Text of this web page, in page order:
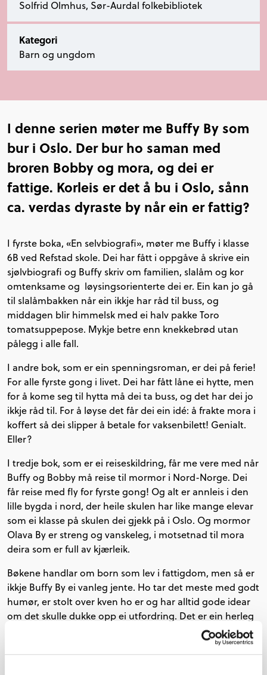
Solfrid Olmhus, Sør-Aurdal folkebibliotek
Kategori
Barn og ungdom
I denne serien møter me Buffy By som
bur i Oslo. Der bur ho saman med
broren Bobby og mora, og dei er
fattige. Korleis er det å bu i Oslo, sånn
ca. verdas dyraste by når ein er fattig?
I fyrste boka, «En selvbiografi», møter me Buffy i klasse
6B ved Refstad skole. Dei har fått i oppgåve å skrive ein
sjølvbiografi og Buffy skriv om familien, slalåm og kor
omtenksame og løysingsorienterte dei er. Ein kan jo gå
til slalåmbakken når ein ikkje har råd til buss, og
middagen blir himmelsk med ei halv pakke Toro
tomatsuppepose. Mykje betre enn knekkebrød utan
pålegg i alle fall.
I andre bok, som er ein spenningsroman, er dei på ferie!
For alle fyrste gong i livet. Dei har fått låne ei hytte, men
for å kome seg til hytta må dei ta buss, og det har dei jo
ikkje råd til. For å løyse det får dei ein idé: å frakte mora i
koffert så dei slipper å betale for vaksenbilett! Genialt.
Eller?
I tredje bok, som er ei reiseskildring, får me vere med når
Buffy og Bobby må reise til mormor i Nord-Norge. Dei
får reise med fly for fyrste gong! Og alt er annleis i den
lille bygda i nord, der heile skulen har like mange elevar
som ei klasse på skulen dei gjekk på i Oslo. Og mormor
Olava By er streng og vanskeleg, i motsetnad til mora
deira som er full av kjærleik.
Bøkene handlar om born som lev i fattigdom, men så er
ikkje Buffy By ei vanleg jente. Ho tar det meste med godt
humør, er stolt over kven ho er og har alltid gode idear
om det skulle dukke opp ei utfordring. Det er ein herleg
serie med mykje humor, for Buffy er både uredd og